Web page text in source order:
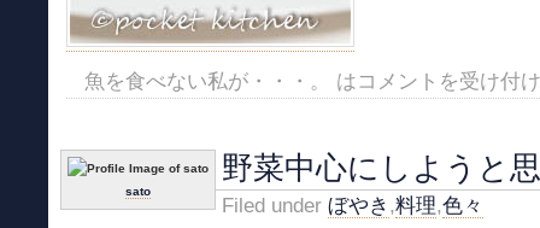
魚を食べない私が・・・。 はコメントを受け付
sato
野菜中心にしようと
Filed under ぼやき ,料理,色々